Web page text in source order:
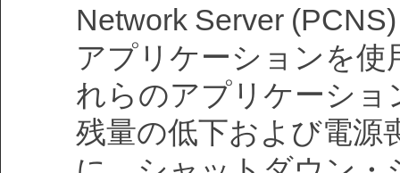
Network Server
アプリケーションを
れらのアプリケーシ
残量の低下および電源